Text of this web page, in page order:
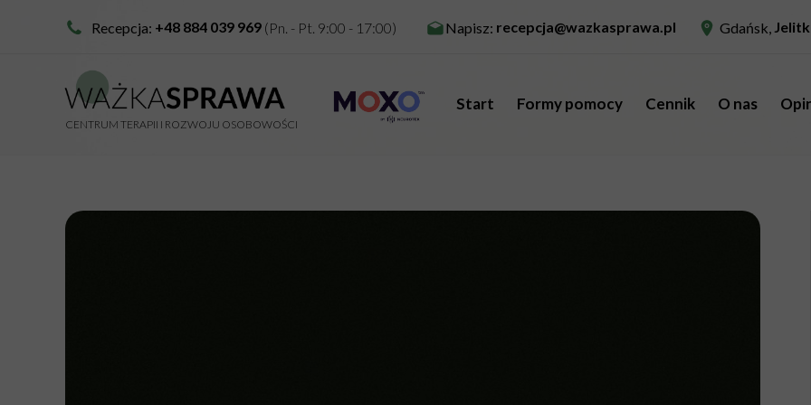
Gdańsk,
Napisz: recepcja@wazkasprawa.pl
Recepcja: +48 884 039 969 (Pn. - Pt. 9:00 - 17:00)
Start Formy pomocy
Konsultacje i terapie
Cennik O nas
Standardy -
CENTRUM TERAPII I ROZWOJU OSOBOWOŚCI